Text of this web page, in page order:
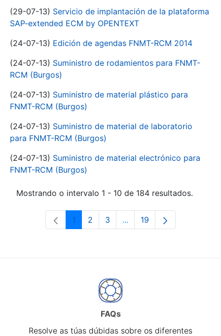
(29-07-13) Servicio de implantación de la plataforma
SAP-extended ECM by OPENTEXT
(24-07-13) Edición de agendas FNMT-RCM 2014
(24-07-13) Suministro de rodamientos para FNMT-
RCM (Burgos)
(24-07-13) Suministro de material plástico para
FNMT-RCM (Burgos)
(24-07-13) Suministro de material de laboratorio
para FNMT-RCM (Burgos)
(24-07-13) Suministro de material electrónico para
FNMT-RCM (Burgos)
Mostrando o intervalo 1 - 10 de 184 resultados.
Páxina
1 Páxina
2 Páxina
3 ...Páxinas intermedias Use
Páxina
19
FAQs
Resolve as túas dúbidas sobre os diferentes